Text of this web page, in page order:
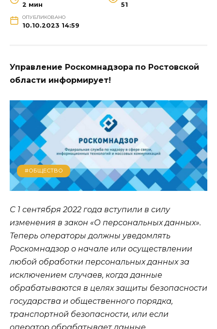
2 мин 51
ОПУБЛИКОВАНО
10.10.2023 14:59
Управление Роскомнадзора по Ростовской
области информирует!
#ОБЩЕСТВО
С 1 сентября 2022 года вступили в силу
изменения в закон «О персональных данных».
Теперь операторы должны уведомлять
Роскомнадзор о начале или осуществлении
любой обработки персональных данных за
исключением случаев, когда данные
обрабатываются в целях защиты безопасности
государства и общественного порядка,
транспортной безопасности, или если